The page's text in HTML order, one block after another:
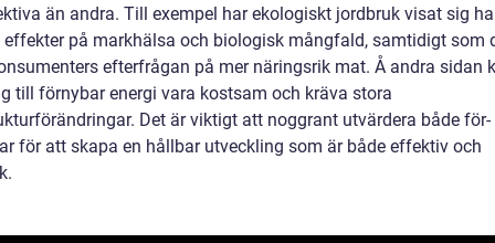
än andra. Till exempel har ekologiskt jordbruk visat sig ha
på markhälsa och biologisk mångfald, samtidigt som
efterfrågan på mer näringsrik mat. Å andra sidan
till förnybar energi vara kostsam och kräva stora
Det är viktigt att noggrant utvärdera både för-
för att skapa en hållbar utveckling som är både effektiv och